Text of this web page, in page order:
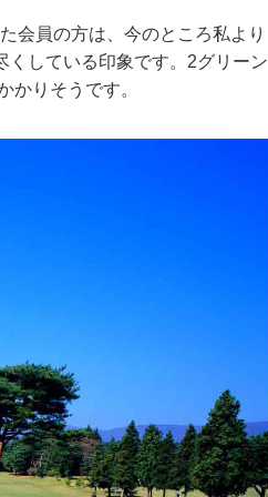
会員の方は、今のところ私より
くしている印象です。2グリーン
かりそうです。